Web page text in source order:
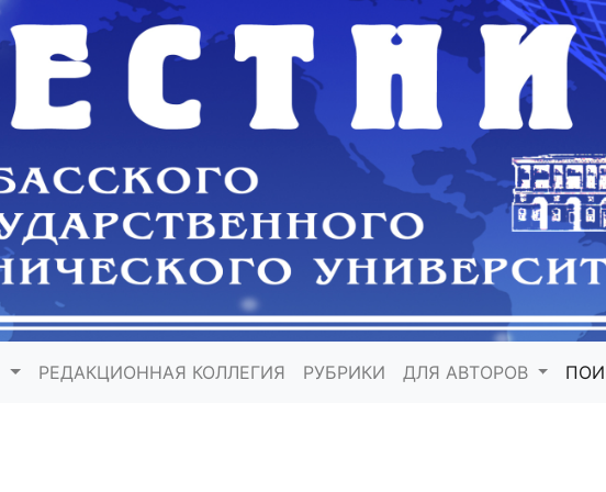
РЕДАКЦИОННАЯ КОЛЛЕГИЯ РУБРИКИ ДЛЯ АВТОРОВ